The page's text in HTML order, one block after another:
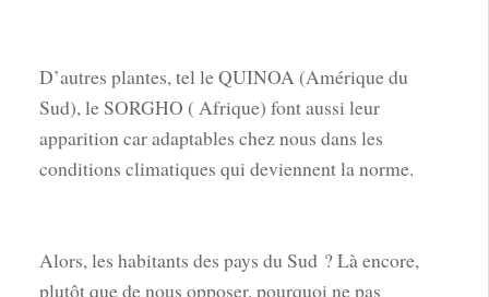
D’autres plantes, tel le QUINOA (Amérique du
Sud), le SORGHO ( Afrique) font aussi leur
apparition car adaptables chez nous dans les
conditions climatiques qui deviennent la norme.
Alors, les habitants des pays du Sud ? Là encore,
plutôt que de nous opposer, pourquoi ne pas